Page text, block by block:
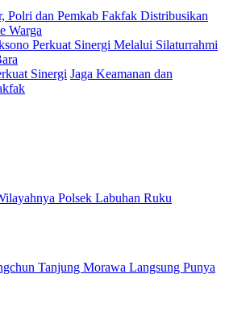
Polri dan Pemkab Fakfak Distribusikan
Warga
Perkuat Sinergi Melalui Silaturrahmi
Sinergi Jaga Keamanan dan
Polsek Labuhan Ruku
Tanjung Morawa Langsung Punya